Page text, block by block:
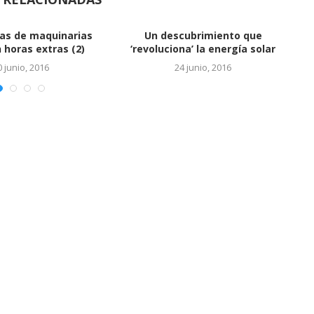
Vinculan a hijos de Báez con
cuentas en...
24 junio, 2016